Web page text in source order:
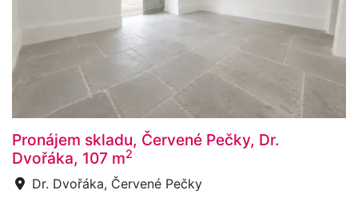
Pronájem skladu, Červené Pečky, Dr.
Dvořáka, 107 m2
Dr. Dvořáka, Červené Pečky